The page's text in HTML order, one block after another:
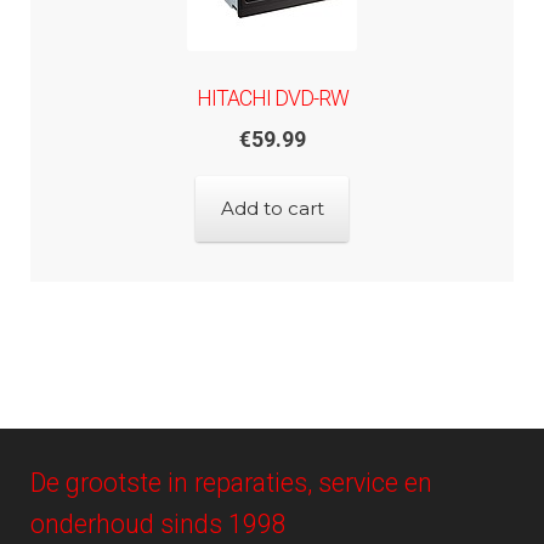
HITACHI DVD-RW
€59.99
Add to cart
De grootste in reparaties, service en
onderhoud sinds 1998